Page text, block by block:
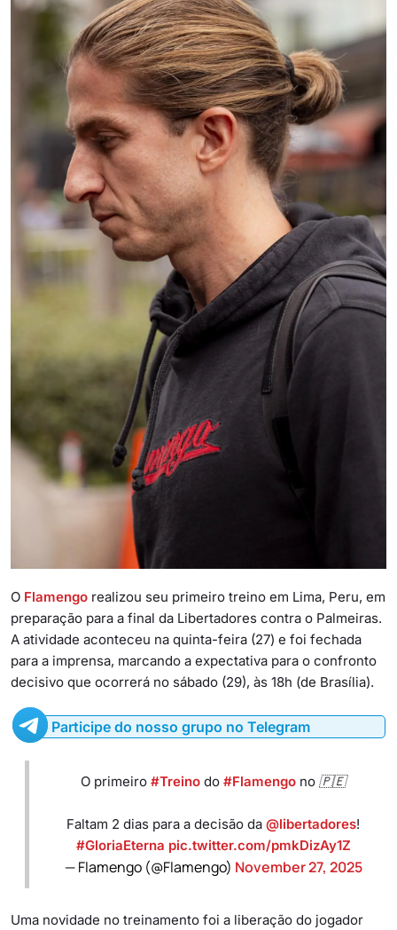
O Flamengo realizou seu primeiro treino em Lima, Peru, em
preparação para a final da Libertadores contra o Palmeiras.
A atividade aconteceu na quinta-feira (27) e foi fechada
para a imprensa, marcando a expectativa para o confronto
decisivo que ocorrerá no sábado (29), às 18h (de Brasília).
Participe do nosso grupo no Telegram
O primeiro #Treino do #Flamengo no 🇵🇪
Faltam 2 dias para a decisão da @libertadores!
#GloriaEterna pic.twitter.com/pmkDizAy1Z
— Flamengo (@Flamengo) November 27, 2025
Uma novidade no treinamento foi a liberação do jogador